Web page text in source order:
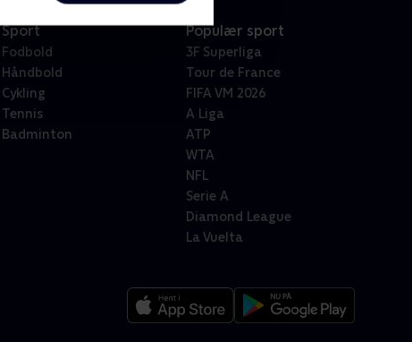
Sport
Fodbold
Håndbold
Cykling
Tennis
Badminton
Populær sport
3F Superliga
Tour de France
FIFA VM 2026
A Liga
ATP
WTA
NFL
Serie A
Diamond League
La Vuelta